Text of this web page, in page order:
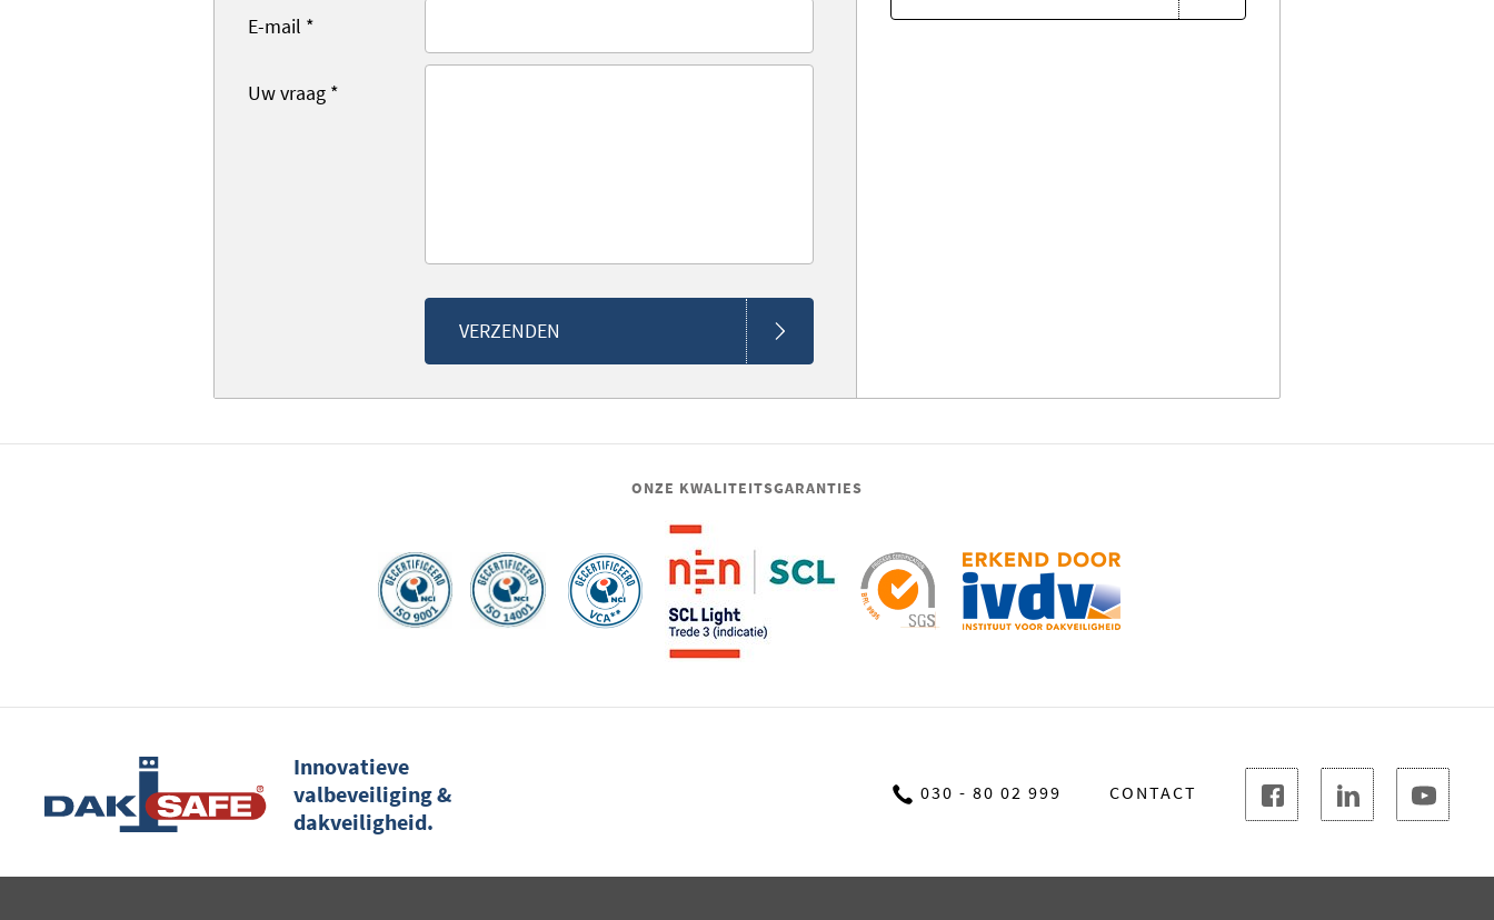
E-mail *
Uw vraag *
VERZENDEN
ONZE KWALITEITSGARANTIES
Innovatieve
valbeveiliging &
dakveiligheid.
030 - 80 02 999 CONTACT